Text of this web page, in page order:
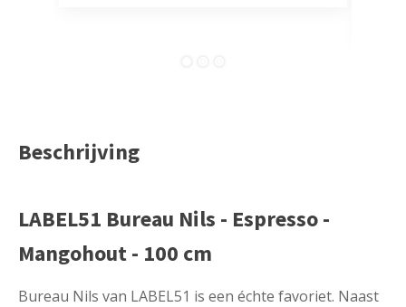
Beschrijving
LABEL51 Bureau Nils - Espresso -
Mangohout - 100 cm
Bureau Nils van LABEL51 is een échte favoriet. Naast